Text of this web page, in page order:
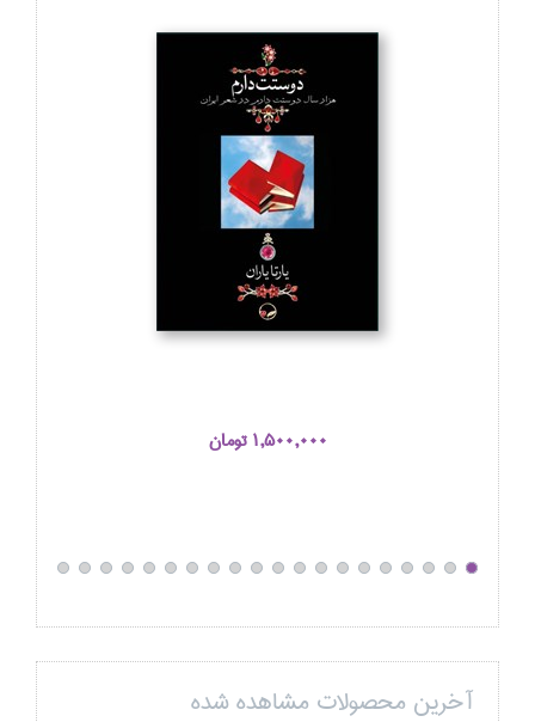
1,500,000 تومان
آخرین محصولات مشاهده شده